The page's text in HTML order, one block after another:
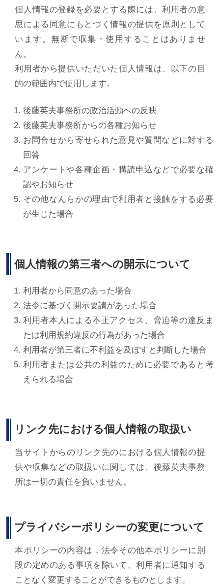
個人情報の登録を必要とする際には、利用者の意
思による同意にもとづく情報の提供を原則として
います。無断で収集・使用することはありませ
ん。
利用者から提供いただいた個人情報は、以下の目
的の範囲内で使用します。
後藤英夫事務所の政治活動への反映
後藤英夫事務所からの各種お知らせ
お問合せから寄せられた意見や質問などに対する
回答
アンケートや各種企画・購読申込などで必要な確
認やお知らせ
その他なんらかの理由で利用者と接触をする必要
が生じた場合
個人情報の第三者への開示について
利用者から同意のあった場合
法令に基づく開示要請があった場合
利用者本人による不正アクセス、脅迫等の違反ま
たは利用規約違反の行為があった場合
利用者が第三者に不利益を及ぼすと判断した場合
利用者または公共の利益のために必要であると考
えられる場合
リンク先における個人情報の取扱い
当サイトからのリンク先のにおける個人情報の提
供や収集などの取扱いに関しては、後藤英夫事務
所は一切の責任を負いません。
プライバシーポリシーの変更について
本ポリシーの内容は，法令その他本ポリシーに別
段の定めのある事項を除いて、利用者に通知する
ことなく変更することができるものとします。